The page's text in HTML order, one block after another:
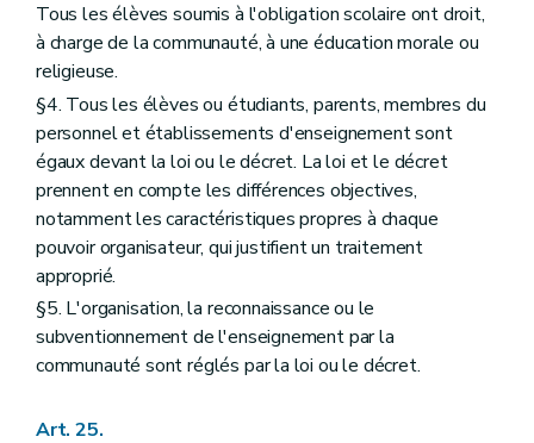
Tous les élèves soumis à l'obligation scolaire ont droit,
à charge de la communauté, à une éducation morale ou
religieuse.
§4. Tous les élèves ou étudiants, parents, membres du
personnel et établissements d'enseignement sont
égaux devant la loi ou le décret. La loi et le décret
prennent en compte les différences objectives,
notamment les caractéristiques propres à chaque
pouvoir organisateur, qui justifient un traitement
approprié.
§5. L'organisation, la reconnaissance ou le
subventionnement de l'enseignement par la
communauté sont réglés par la loi ou le décret.
Art. 25.